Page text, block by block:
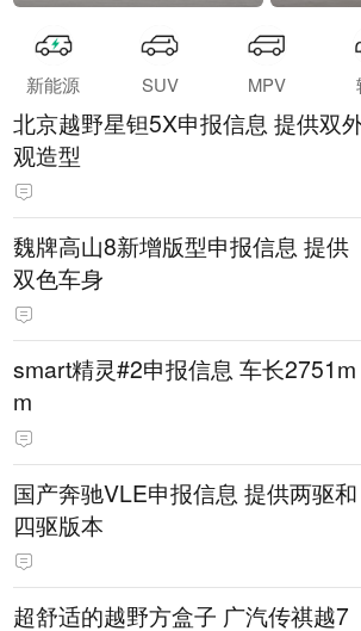
新能源 SUV MPV
北京越野星钽5X申报信息 提供双
观造型
魏牌高山8新增版型申报信息 提供
双色车身
smart精灵#2申报信息 车长2751m
m
国产奔驰VLE申报信息 提供两驱和
四驱版本
超舒适的越野方盒子 广汽传祺越7